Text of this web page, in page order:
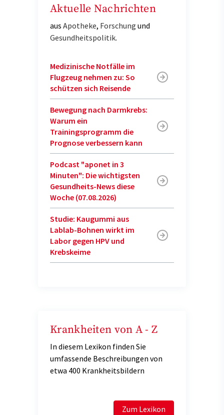
Aktuelle Nachrichten
aus Apotheke, Forschung und
Gesundheitspolitik.
Medizinische Notfälle im
Flugzeug nehmen zu: So
schützen sich Reisende
Bewegung nach Darmkrebs:
Warum ein
Trainingsprogramm die
Prognose verbessern kann
Podcast "aponet in 3
Minuten": Die wichtigsten
Gesundheits-News diese
Woche (07.08.2026)
Studie: Kaugummi aus
Lablab-Bohnen wirkt im
Labor gegen HPV und
Krebskeime
Krankheiten von A - Z
In diesem Lexikon finden Sie
umfassende Beschreibungen von
etwa 400 Krankheitsbildern
Zum Lexikon